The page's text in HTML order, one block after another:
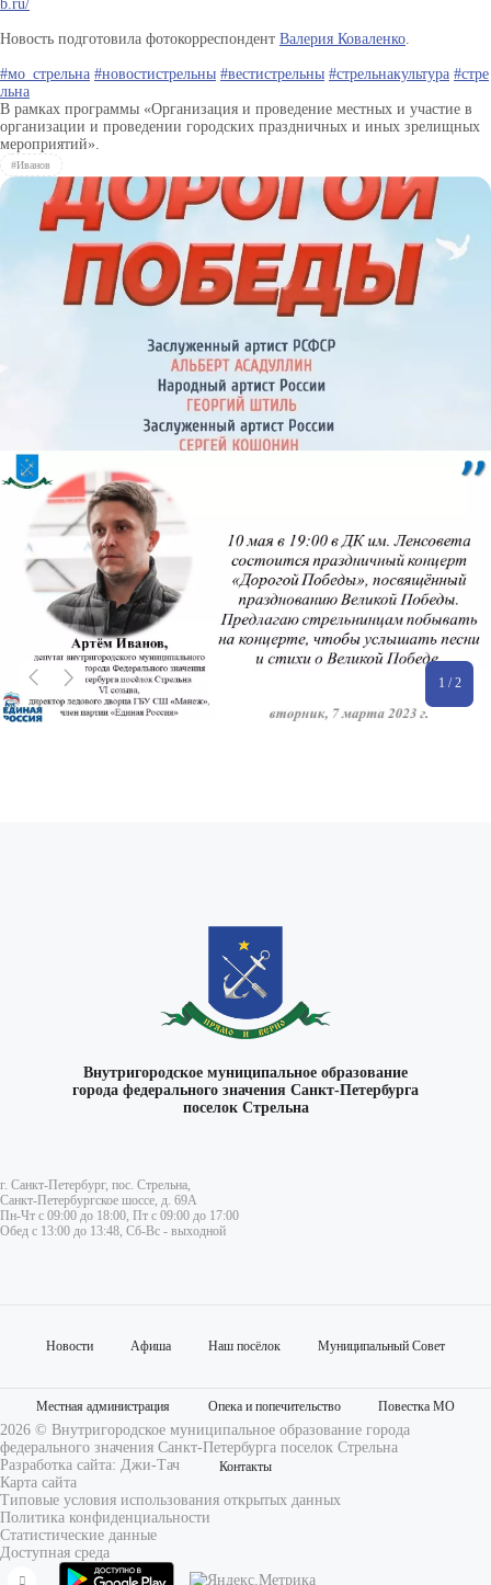
b.ru/
Новость подготовила фотокорреспондент Валерия Коваленко
#мо_стрельна #новостистрельны #вестистрельны #стрельнакультура #стре
льна
В рамках программы «Организация и проведение местных и участие в
организации и проведении городских праздничных и иных зрелищных
мероприятий».
#Иванов
1 / 2
Внутригородское муниципальное образование
города федерального значения Санкт-Петербурга
поселок Стрельна
г. Санкт-Петербург, пос. Стрельна,
Санкт-Петербургское шоссе, д. 69А
Пн-Чт с 09:00 до 18:00, Пт с 09:00 до 17:00
Обед с 13:00 до 13:48, Сб-Вс - выходной
Новости Афиша Наш посёлок Муниципальный Совет
Местная администрация Опека и попечительство Повестка МО
Контакты
2026 © Внутригородское муниципальное образование города
федерального значения Санкт-Петербурга поселок Стрельна
Разработка сайта: Джи-Тач
Карта сайта
Типовые условия использования открытых данных
Политика конфиденциальности
Статистические данные
Доступная среда